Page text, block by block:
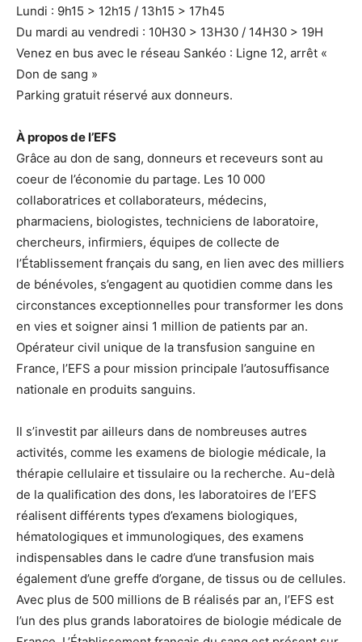
Lundi : 9h15 > 12h15 / 13h15 > 17h45
Du mardi au vendredi : 10H30 > 13H30 / 14H30 > 19H
Venez en bus avec le réseau Sankéo : Ligne 12, arrêt «
Don de sang »
Parking gratuit réservé aux donneurs.
À propos de l’EFS
Grâce au don de sang, donneurs et receveurs sont au
coeur de l’économie du partage. Les 10 000
collaboratrices et collaborateurs, médecins,
pharmaciens, biologistes, techniciens de laboratoire,
chercheurs, infirmiers, équipes de collecte de
l’Établissement français du sang, en lien avec des milliers
de bénévoles, s’engagent au quotidien comme dans les
circonstances exceptionnelles pour transformer les dons
en vies et soigner ainsi 1 million de patients par an.
Opérateur civil unique de la transfusion sanguine en
France, l’EFS a pour mission principale l’autosuffisance
nationale en produits sanguins.
Il s’investit par ailleurs dans de nombreuses autres
activités, comme les examens de biologie médicale, la
thérapie cellulaire et tissulaire ou la recherche. Au-delà
de la qualification des dons, les laboratoires de l’EFS
réalisent différents types d’examens biologiques,
hématologiques et immunologiques, des examens
indispensables dans le cadre d’une transfusion mais
également d’une greffe d’organe, de tissus ou de cellules.
Avec plus de 500 millions de B réalisés par an, l’EFS est
l’un des plus grands laboratoires de biologie médicale de